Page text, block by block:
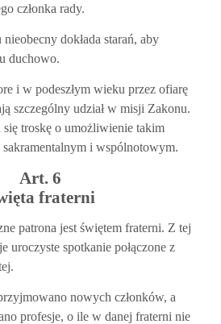
członka rady.
dokłada starań, aby
duchowo.
i w podeszłym wieku przez ofiarę
szczególny udział w misji Zakonu.
troskę o umożliwienie takim
i wspólnotowym.
Art. 6
fraterni
patrona jest świętem fraterni. Z tej
uroczyste spotkanie połączone z
nowych członków, a
profesje, o ile w danej fraterni nie